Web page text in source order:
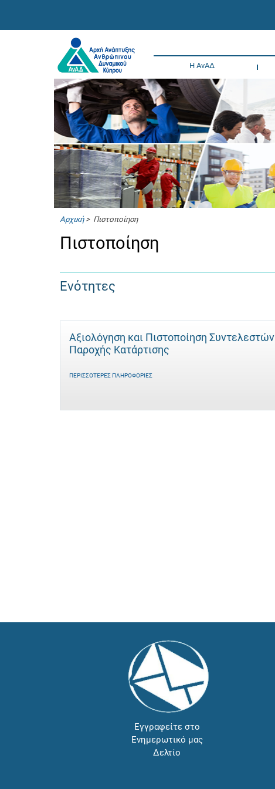
Η ΑνΑΔ
Αρχική> Πιστοποίηση
Πιστοποίηση
Ενότητες
Αξιολόγηση και Πιστοποίηση Συντελεστών
Παροχής Κατάρτισης
ΠΕΡΙΣΣΌΤΕΡΕΣ ΠΛΗΡΟΦΟΡΊΕΣ
Εγγραφείτε στο
Ενημερωτικό μας
Δελτίο